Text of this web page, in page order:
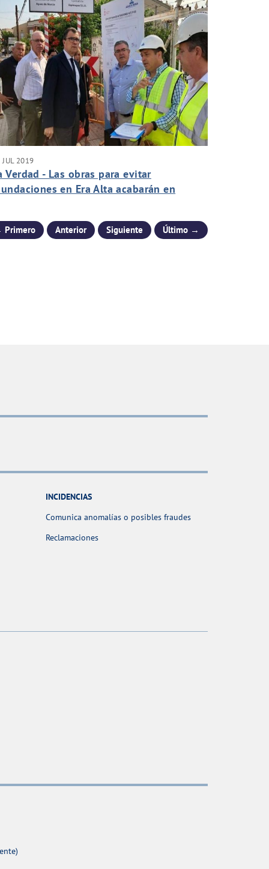
JUL 2019
Verdad - Las obras para evitar
en Era Alta acabarán en
Anterior Siguiente Último →
INCIDENCIAS
Comunica anomalías o posibles fraudes
Reclamaciones